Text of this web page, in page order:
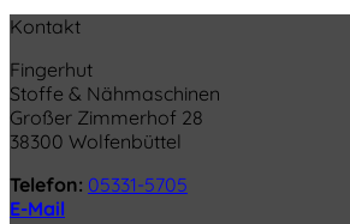
Kontakt
Fingerhut
Stoffe & Nähmaschinen
Großer Zimmerhof 28
38300 Wolfenbüttel
Telefon: 05331-5705
E-Mail